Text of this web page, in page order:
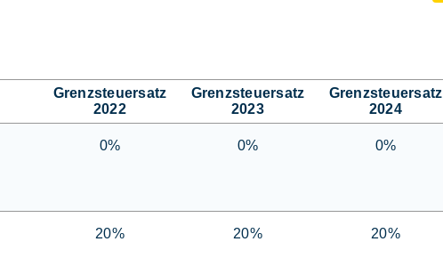
Grenzsteuersatz
2022
Grenzsteuersatz
2023
Grenzsteuersatz
2024
0% 0% 0%
20% 20% 20%